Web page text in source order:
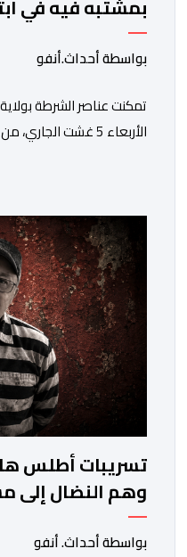
بمشتبه فيه في
بواسطة أحداث.أنفو
تمكنت عناصر الشرطة
الأربعاء 5 غشت
بالمدينة العتيقة
بدعوى ممارسة نشاط
وهي الأفعال الإجرامية
تسريبات أطلس
وهم النضال إلى
المنظمة
بواسطة أحداث. أنفو